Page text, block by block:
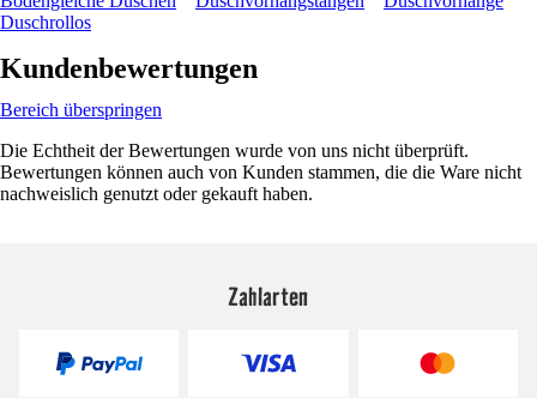
Duschrollos
Kundenbewertungen
Bereich überspringen
Die Echtheit der Bewertungen wurde von uns nicht überprüft.
Bewertungen können auch von Kunden stammen, die die Ware nicht
nachweislich genutzt oder gekauft haben.
Zahlarten